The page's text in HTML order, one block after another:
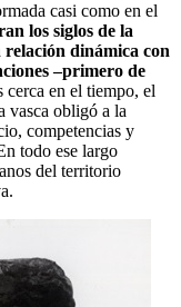
casi como en el
los siglos de la
dinámica con
–primero de
cerca en el tiempo, el
vasca obligó a la
competencias y
todo ese largo
del territorio